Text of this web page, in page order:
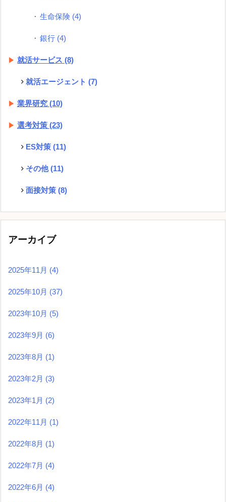
生命保険 (4)
銀行 (4)
就活サービス (8)
就活エージェント (7)
業界研究 (10)
選考対策 (23)
ES対策 (11)
その他(11)
面接対策 (8)
アーカイブ
2025年11月 (4)
2025年10月 (37)
2023年10月 (5)
2023年9月 (6)
2023年8月 (1)
2023年2月 (3)
2023年1月 (2)
2022年11月 (1)
2022年8月 (1)
2022年7月 (4)
2022年6月 (4)